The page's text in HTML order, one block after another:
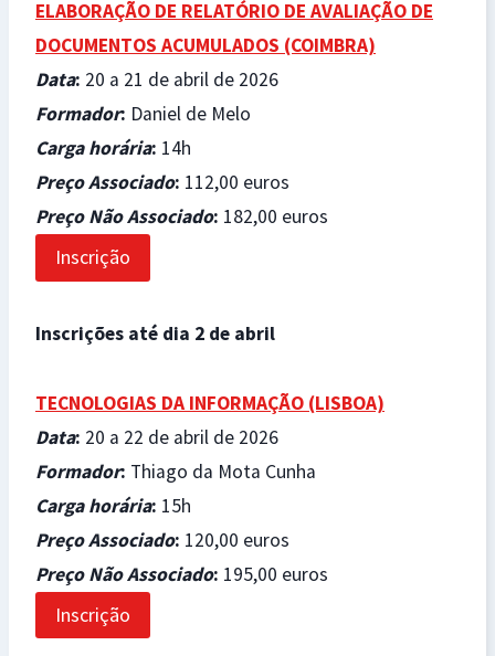
ELABORAÇÃO DE RELATÓRIO DE AVALIAÇÃO DE
DOCUMENTOS ACUMULADOS (COIMBRA)
Data: 20 a 21 de abril de 2026
Formador: Daniel de Melo
Carga horária: 14h
Preço Associado: 112,00 euros
Preço Não Associado: 182,00 euros
Inscrição
Inscrições até dia 2 de abril
TECNOLOGIAS DA INFORMAÇÃO (LISBOA)
Data: 20 a 22 de abril de 2026
Formador: Thiago da Mota Cunha
Carga horária: 15h
Preço Associado: 120,00 euros
Preço Não Associado: 195,00 euros
Inscrição